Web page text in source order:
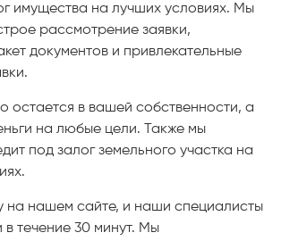
имущества на лучших условиях. Мы
рассмотрение заявки,
документов и привлекательные
остается в вашей собственности, а
на любые цели. Также мы
под залог земельного участка на
на нашем сайте, и наши специалисты
в течение 30 минут. Мы